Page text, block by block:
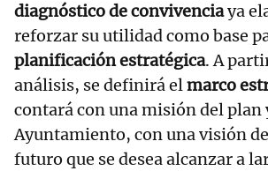
diagnóstico de convivenciaya
reforzar su utilidad como base
planificación estratégica. A
análisis, se definirá elmarco
contará con una misión del plan
Ayuntamiento, con una visión
futuro que se desea alcanzar a